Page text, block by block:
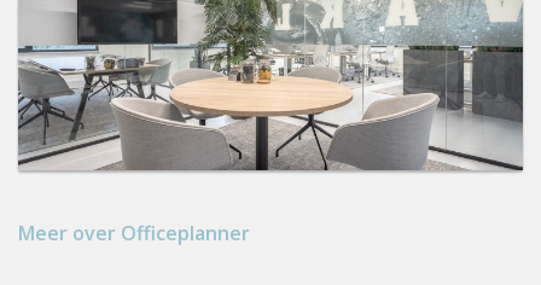
Meer over Officeplanner